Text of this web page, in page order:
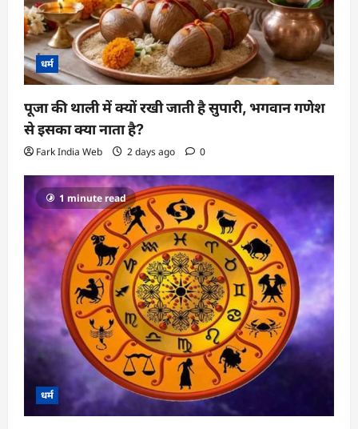
धर्म
पूजा की थाली में क्यों रखी जाती है सुपारी, भगवान गणेश
से इसका क्या नाता है?
Fark India Web 2 days ago 0
1 minute read
धर्म